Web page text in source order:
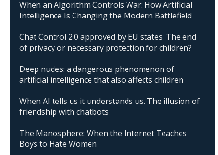
When an Algorithm Controls War: How Artificial
Intelligence Is Changing the Modern Battlefield
Chat Control 2.0 approved by EU states: The end
of privacy or necessary protection for children?
Deep nudes: a dangerous phenomenon of
artificial intelligence that also affects children
When AI tells us it understands us. The illusion of
friendship with chatbots
The Manosphere: When the Internet Teaches
Boys to Hate Women